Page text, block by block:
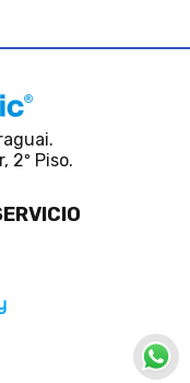
2º Piso.